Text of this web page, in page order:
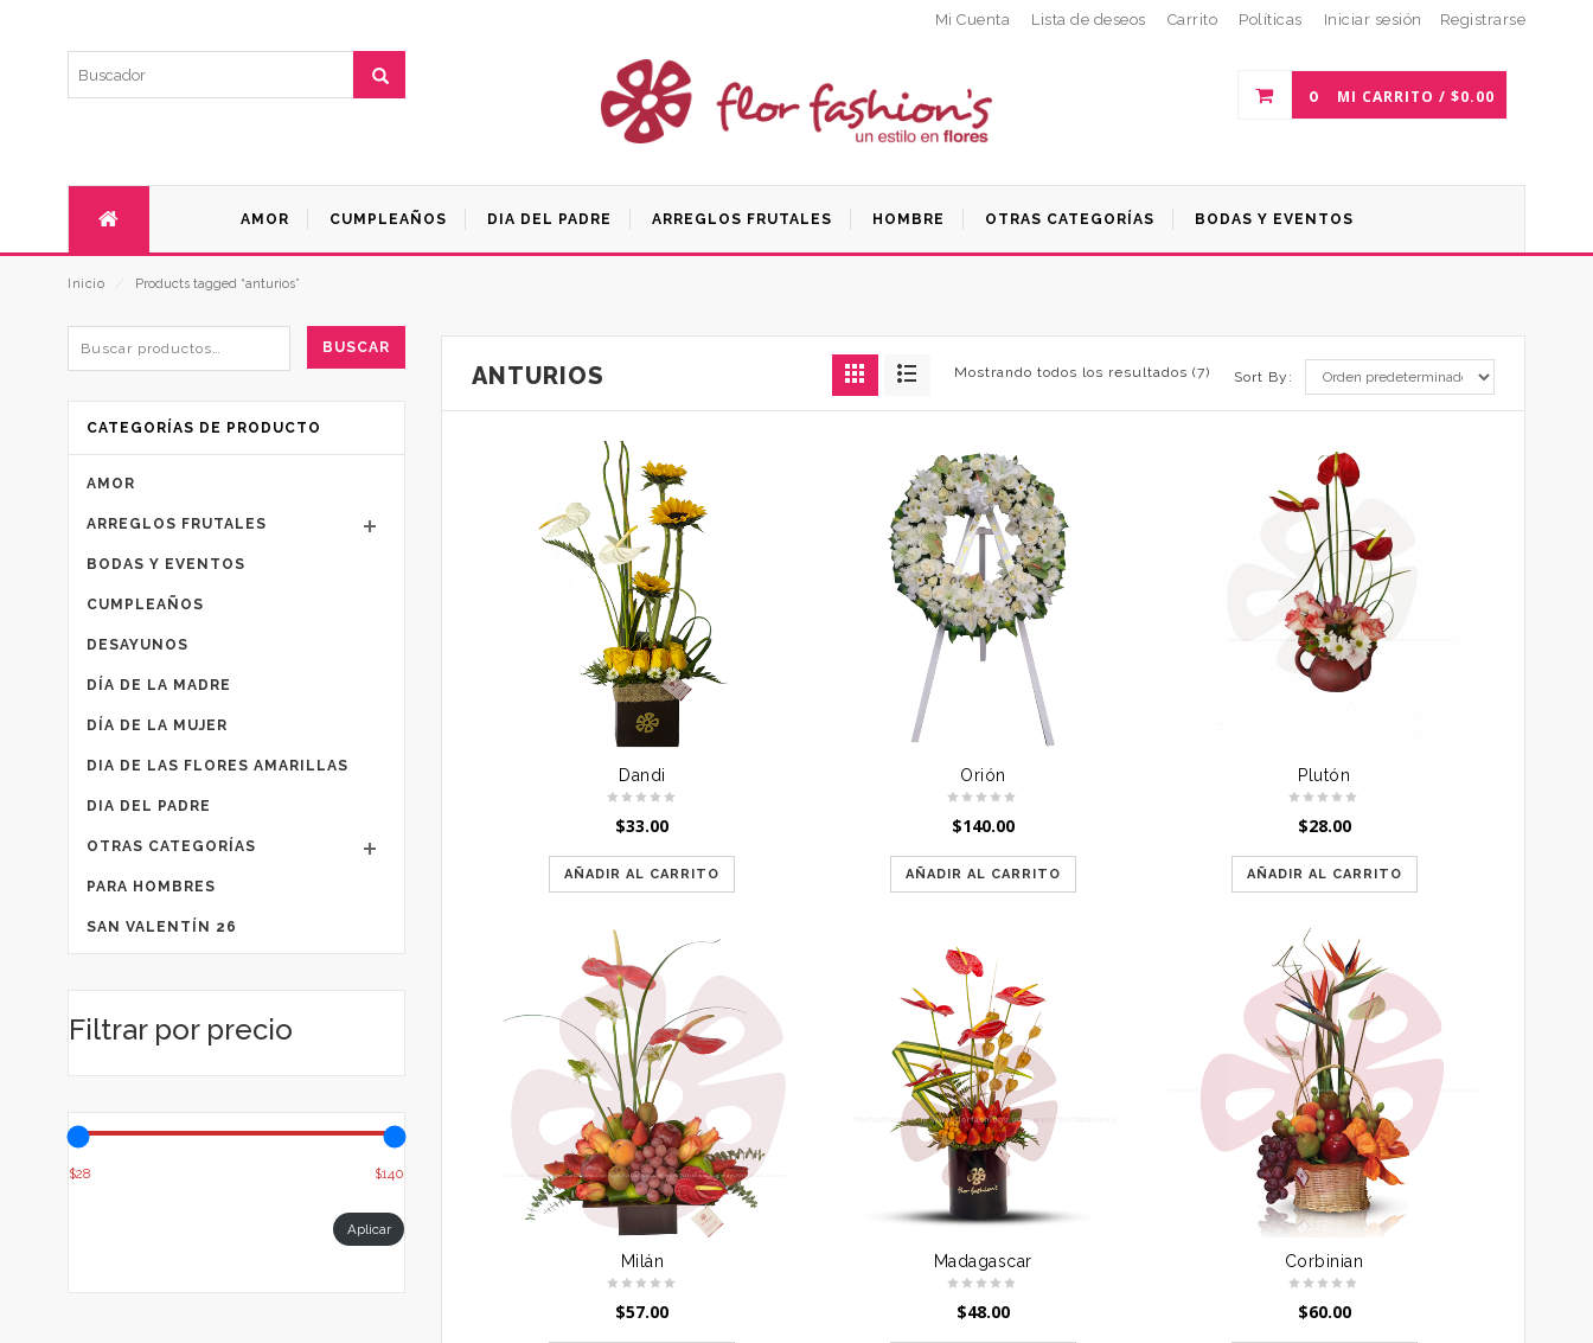
Mi Cuenta Lista de deseos Carrito Políticas Iniciar sesión Registrarse
0 MI CARRITO / $0.00
AMOR CUMPLEAÑOS DIA DEL PADRE ARREGLOS FRUTALES HOMBRE OTRAS CATEGORÍAS BODAS Y EVENTOS
Inicio Products tagged “anturios”
BUSCAR
CATEGORÍAS DE PRODUCTO
AMOR
ARREGLOS FRUTALES
BODAS Y EVENTOS
CUMPLEAÑOS
DESAYUNOS
DÍA DE LA MADRE
DÍA DE LA MUJER
DIA DE LAS FLORES AMARILLAS
DIA DEL PADRE
OTRAS CATEGORÍAS
PARA HOMBRES
SAN VALENTÍN 26
Filtrar por precio
$28 $140
AplicarAplicar filtro de precios
ANTURIOS Mostrando todos los resultados (7) Sort By:
Dandi
$33.00
AÑADIR AL CARRITO
Orión
$140.00
AÑADIR AL CARRITO
Plutón
$28.00
AÑADIR AL CARRITO
Milán
$57.00
Madagascar
$48.00
Corbinian
$60.00